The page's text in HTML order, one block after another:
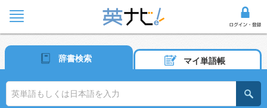
辞書検索 マイ単語帳